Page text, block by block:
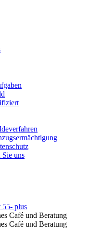
uns
55- plus
Café und Beratung
Café und Beratung